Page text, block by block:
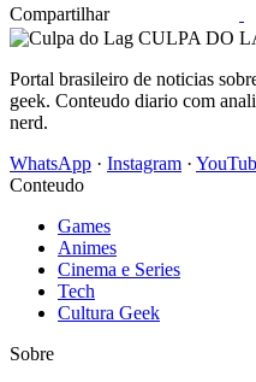
Compartilhar
CULPA DO
Portal brasileiro de noticias
geek. Conteudo diario com
nerd.
WhatsApp · Instagram ·
Conteudo
Games
Animes
Cinema e Series
Tech
Cultura Geek
Sobre